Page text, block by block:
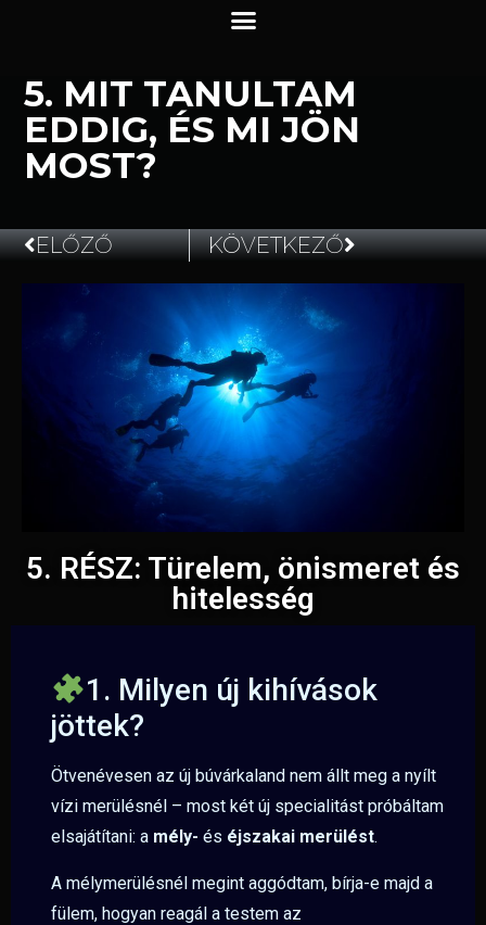
5. MIT TANULTAM
EDDIG, ÉS MI JÖN
MOST?
2025.07.23.
ELŐZŐ KÖVETKEZŐ
5. RÉSZ: Türelem, önismeret és
hitelesség
1. Milyen új kihívások
jöttek?
Ötvenévesen az új búvárkaland nem állt meg a nyílt
vízi merülésnél – most két új specialitást próbáltam
elsajátítani: a mély- és éjszakai merülést.
A mélymerülésnél megint aggódtam, bírja-e majd a
fülem, hogyan reagál a testem az